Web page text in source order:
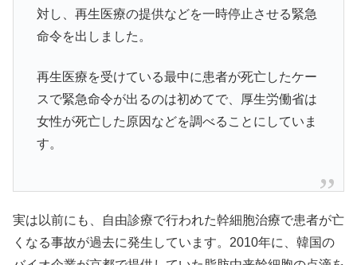
対し、再生医療の提供などを一時停止させる緊急
命令を出しました。
再生医療を受けている最中に患者が死亡したケー
スで緊急命令が出るのは初めてで、厚生労働省は
女性が死亡した原因などを調べることにしていま
す。
実は以前にも、自由診療で行われた幹細胞治療で患者が亡
くなる事故が過去に発生しています。2010年に、韓国の